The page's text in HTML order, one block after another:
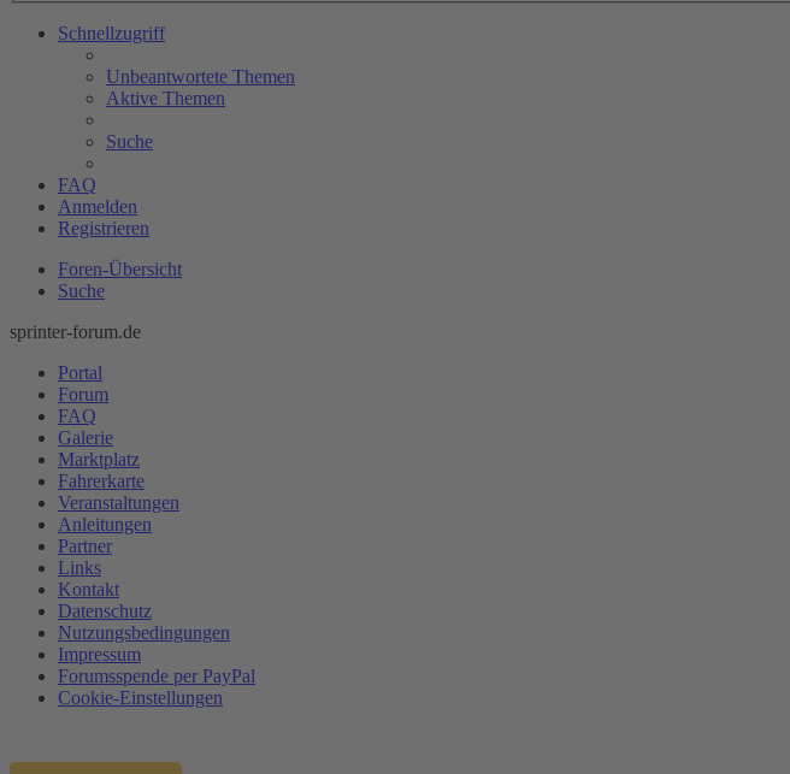
Schnellzugriff
Unbeantwortete Themen
Aktive Themen
Suche
FAQ
Anmelden
Registrieren
Foren-Übersicht
Suche
sprinter-forum.de
Portal
Forum
FAQ
Galerie
Marktplatz
Fahrerkarte
Veranstaltungen
Anleitungen
Partner
Links
Kontakt
Datenschutz
Nutzungsbedingungen
Impressum
Forumsspende per PayPal
Cookie-Einstellungen